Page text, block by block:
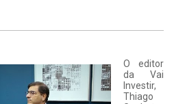
O editor
da Vai
Investir,
Thiago